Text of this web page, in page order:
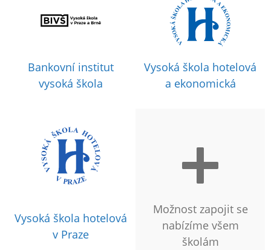
Bankovní institut
vysoká škola
Vysoká škola hotelová
a ekonomická
Vysoká škola hotelová
v Praze
Možnost zapojit se
nabízíme všem
školám